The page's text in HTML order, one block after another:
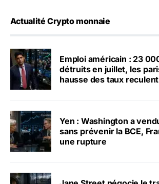
Actualité Crypto monnaie
Emploi américain : 23
détruits en juillet, les
hausse des taux reculent
Yen : Washington a
sans prévenir la BCE,
une rupture